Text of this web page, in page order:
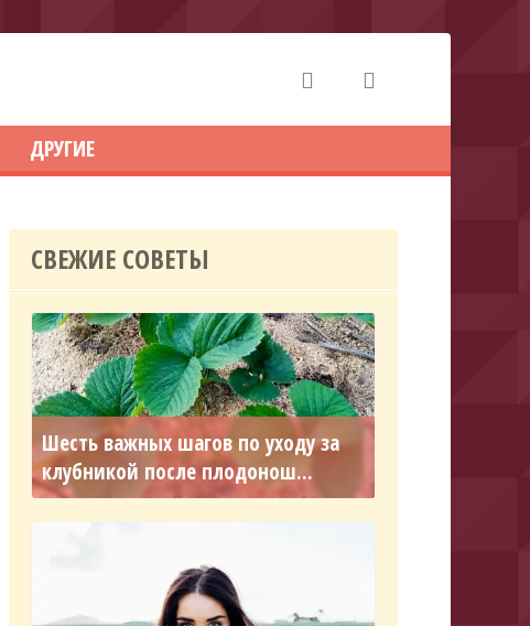
ДРУГИЕ
СВЕЖИЕ СОВЕТЫ
Шесть важных шагов по уходу за
клубникой после плодонош...